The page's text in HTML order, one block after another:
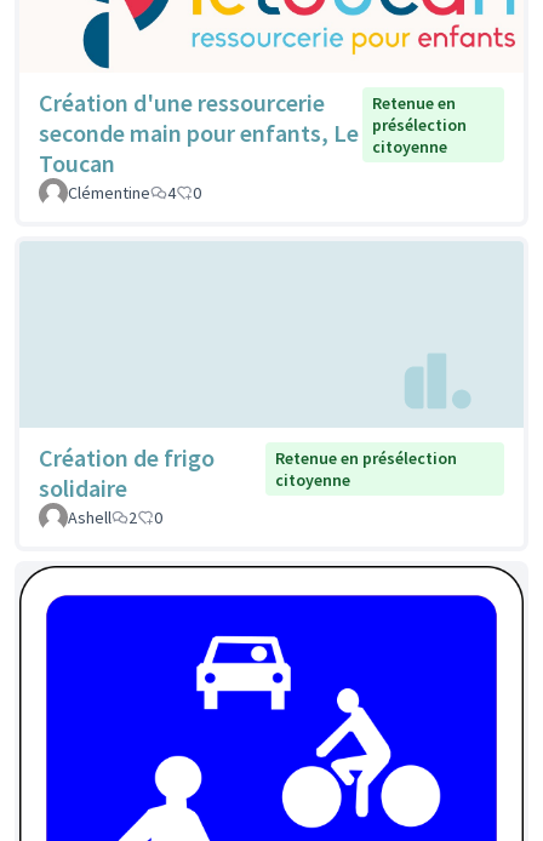
Création d'une ressourcerie
seconde main pour enfants, Le
Toucan
Retenue en
présélection
citoyenne
Clémentine 4 0
Création de frigo
solidaire
Retenue en présélection
citoyenne
Ashell
2 0